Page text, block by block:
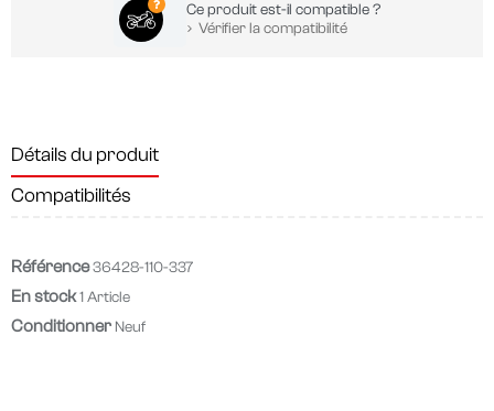
Ce produit est-il compatible ?
Vérifier la compatibilité
Détails du produit
Compatibilités
Référence36428-110-337
En stock1 Article
Conditionner Neuf